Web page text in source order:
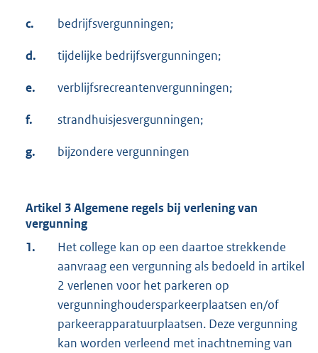
c. bedrijfsvergunningen;
d. tijdelijke bedrijfsvergunningen;
e. verblijfsrecreantenvergunningen;
f. strandhuisjesvergunningen;
g. bijzondere vergunningen
Artikel 3 Algemene regels bij verlening van
vergunning
1.
Het college kan op een daartoe strekkende
aanvraag een vergunning als bedoeld in artikel
2 verlenen voor het parkeren op
vergunninghoudersparkeerplaatsen en/of
parkeerapparatuurplaatsen. Deze vergunning
kan worden verleend met inachtneming van